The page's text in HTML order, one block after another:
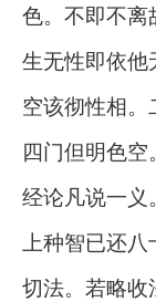
色。不即不离
生无性即依他
空该彻性相。
四门但明色
经论凡说一义
上种智已还八
切法。若略收